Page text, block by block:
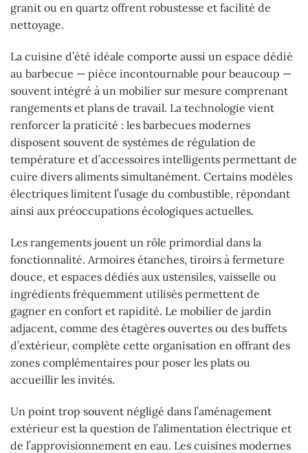
granit ou en quartz offrent robustesse et facilité de
nettoyage.
La cuisine d’été idéale comporte aussi un espace dédié
au barbecue — pièce incontournable pour beaucoup —
souvent intégré à un mobilier sur mesure comprenant
rangements et plans de travail. La technologie vient
renforcer la praticité : les barbecues modernes
disposent souvent de systèmes de régulation de
température et d’accessoires intelligents permettant de
cuire divers aliments simultanément. Certains modèles
électriques limitent l’usage du combustible, répondant
ainsi aux préoccupations écologiques actuelles.
Les rangements jouent un rôle primordial dans la
fonctionnalité. Armoires étanches, tiroirs à fermeture
douce, et espaces dédiés aux ustensiles, vaisselle ou
ingrédients fréquemment utilisés permettent de
gagner en confort et rapidité. Le mobilier de jardin
adjacent, comme des étagères ouvertes ou des buffets
d’extérieur, complète cette organisation en offrant des
zones complémentaires pour poser les plats ou
accueillir les invités.
Un point trop souvent négligé dans l’aménagement
extérieur est la question de l’alimentation électrique et
de l’approvisionnement en eau. Les cuisines modernes